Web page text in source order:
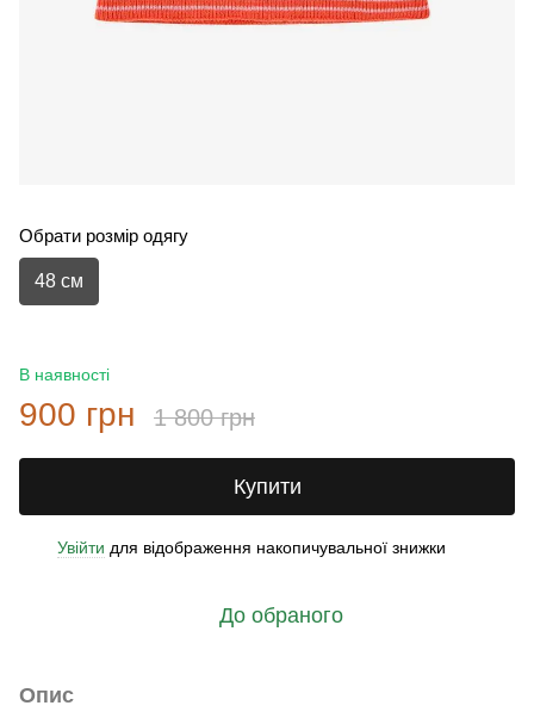
Обрати розмір одягу
48 см
В наявності
900 грн 1 800 грн
Купити
Увійти для відображення накопичувальної знижки
До обраного
Опис